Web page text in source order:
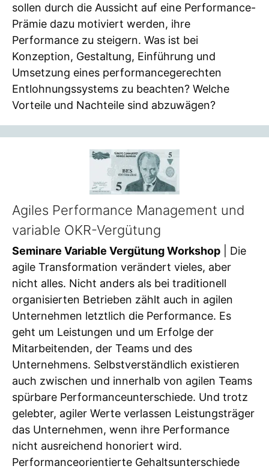
sollen durch die Aussicht auf eine Performance-
Prämie dazu motiviert werden, ihre
Performance zu steigern. Was ist bei
Konzeption, Gestaltung, Einführung und
Umsetzung eines performancegerechten
Entlohnungssystems zu beachten? Welche
Vorteile und Nachteile sind abzuwägen?
Agiles Performance Management und
variable OKR-Vergütung
Seminare Variable Vergütung Workshop | Die
agile Transformation verändert vieles, aber
nicht alles. Nicht anders als bei traditionell
organisierten Betrieben zählt auch in agilen
Unternehmen letztlich die Performance. Es
geht um Leistungen und um Erfolge der
Mitarbeitenden, der Teams und des
Unternehmens. Selbstverständlich existieren
auch zwischen und innerhalb von agilen Teams
spürbare Performanceunterschiede. Und trotz
gelebter, agiler Werte verlassen Leistungsträger
das Unternehmen, wenn ihre Performance
nicht ausreichend honoriert wird.
Performanceorientierte Gehaltsunterschiede